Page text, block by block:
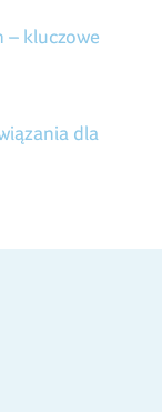
– kluczowe
dla